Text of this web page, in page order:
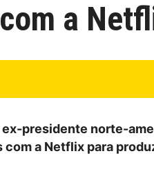
a
ex-presidente norte-
com a Netflix para